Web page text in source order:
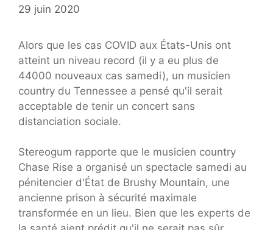
29 juin 2020
Alors que les cas COVID aux États-Unis ont
atteint un niveau record (il y a eu plus de
44000 nouveaux cas samedi), un musicien
country du Tennessee a pensé qu'il serait
acceptable de tenir un concert sans
distanciation sociale.
Stereogum rapporte que le musicien country
Chase Rise a organisé un spectacle samedi au
pénitencier d'État de Brushy Mountain, une
ancienne prison à sécurité maximale
transformée en un lieu. Bien que les experts de